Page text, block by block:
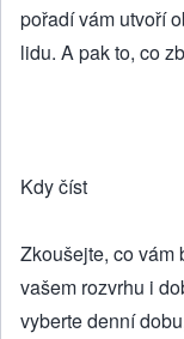
pořadí vám utvoří
lidu. A pak to, co
Kdy číst
Zkoušejte, co vám
vašem rozvrhu i
vyberte denní